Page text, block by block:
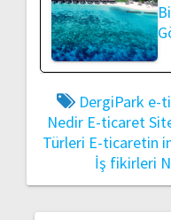
DergiPark e-
Nedir E-ticaret
Türleri E-ticaretin
İş fikirleri